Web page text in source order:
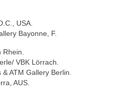
USA.
Bayonne, F.
VBK Lörrach.
ATM Gallery Berlin.
AUS.